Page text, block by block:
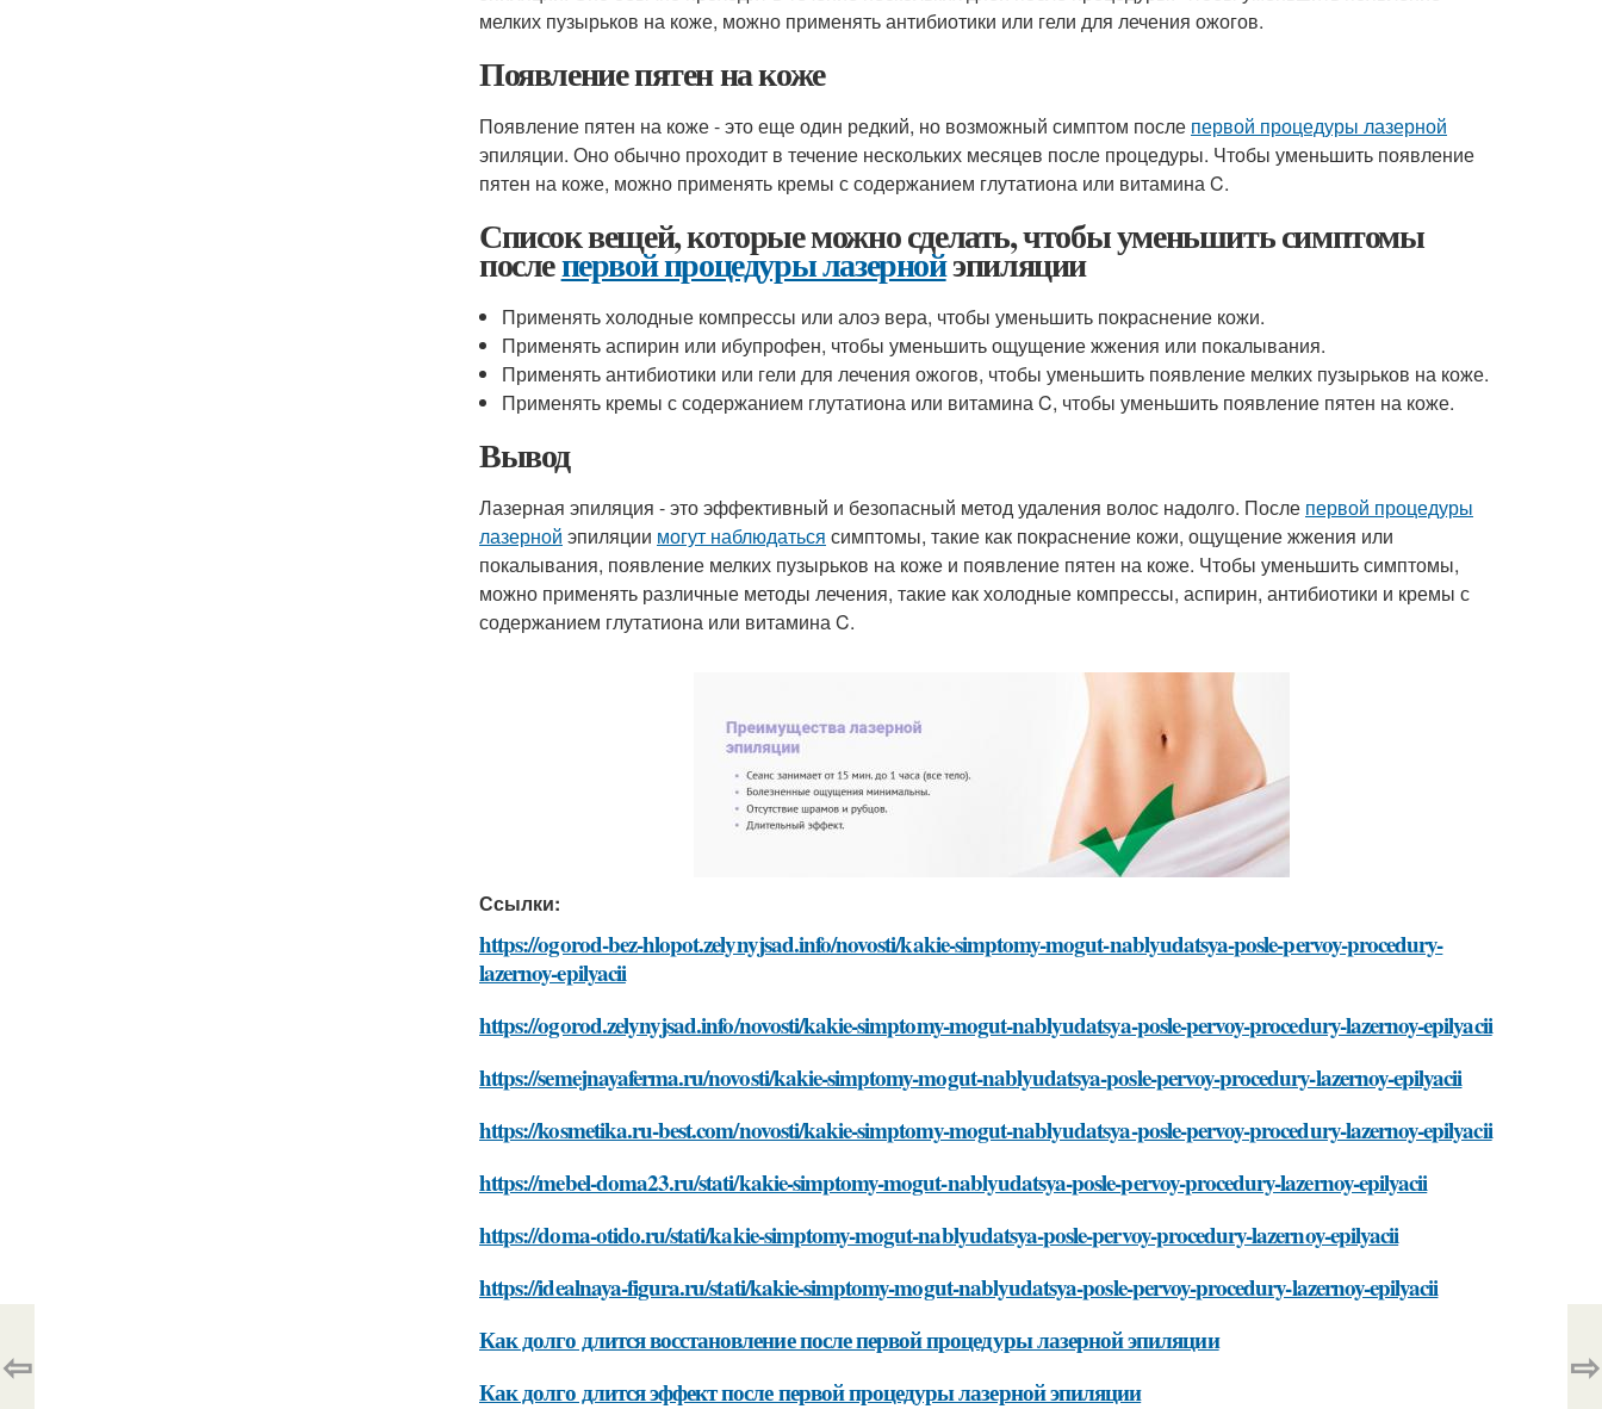
мелких пузырьков на коже, можно применять антибиотики или гели для лечения ожогов.
Появление пятен на коже
Появление пятен на коже - это еще один редкий, но возможный симптом после первой процедуры лазерной
эпиляции. Оно обычно проходит в течение нескольких месяцев после процедуры. Чтобы уменьшить появление
пятен на коже, можно применять кремы с содержанием глутатиона или витамина C.
Список вещей, которые можно сделать, чтобы уменьшить симптомы
послепервой процедуры лазернойэпиляции
Применять холодные компрессы или алоэ вера, чтобы уменьшить покраснение кожи.
Применять аспирин или ибупрофен, чтобы уменьшить ощущение жжения или покалывания.
Применять антибиотики или гели для лечения ожогов, чтобы уменьшить появление мелких пузырьков на коже.
Применять кремы с содержанием глутатиона или витамина C, чтобы уменьшить появление пятен на коже.
Вывод
Лазерная эпиляция - это эффективный и безопасный метод удаления волос надолго. После первой процедуры
лазерной эпиляции могут наблюдаться симптомы, такие как покраснение кожи, ощущение жжения или
покалывания, появление мелких пузырьков на коже и появление пятен на коже. Чтобы уменьшить симптомы,
можно применять различные методы лечения, такие как холодные компрессы, аспирин, антибиотики и кремы с
содержанием глутатиона или витамина C.
Ссылки:
https://ogorod-bez-hlopot.zelynyjsad.info/novosti/kakie-simptomy-mogut-nablyudatsya-posle-pervoy-procedury-
lazernoy-epilyacii
https://ogorod.zelynyjsad.info/novosti/kakie-simptomy-mogut-nablyudatsya-posle-pervoy-procedury-lazernoy-epilyacii
https://semejnayaferma.ru/novosti/kakie-simptomy-mogut-nablyudatsya-posle-pervoy-procedury-lazernoy-epilyacii
https://kosmetika.ru-best.com/novosti/kakie-simptomy-mogut-nablyudatsya-posle-pervoy-procedury-lazernoy-epilyacii
https://mebel-doma23.ru/stati/kakie-simptomy-mogut-nablyudatsya-posle-pervoy-procedury-lazernoy-epilyacii
https://doma-otido.ru/stati/kakie-simptomy-mogut-nablyudatsya-posle-pervoy-procedury-lazernoy-epilyacii
https://idealnaya-figura.ru/stati/kakie-simptomy-mogut-nablyudatsya-posle-pervoy-procedury-lazernoy-epilyacii
Как долго длится восстановление после первой процедуры лазерной эпиляции
Как долго длится эффект после первой процедуры лазерной эпиляции
⇦ ⇨